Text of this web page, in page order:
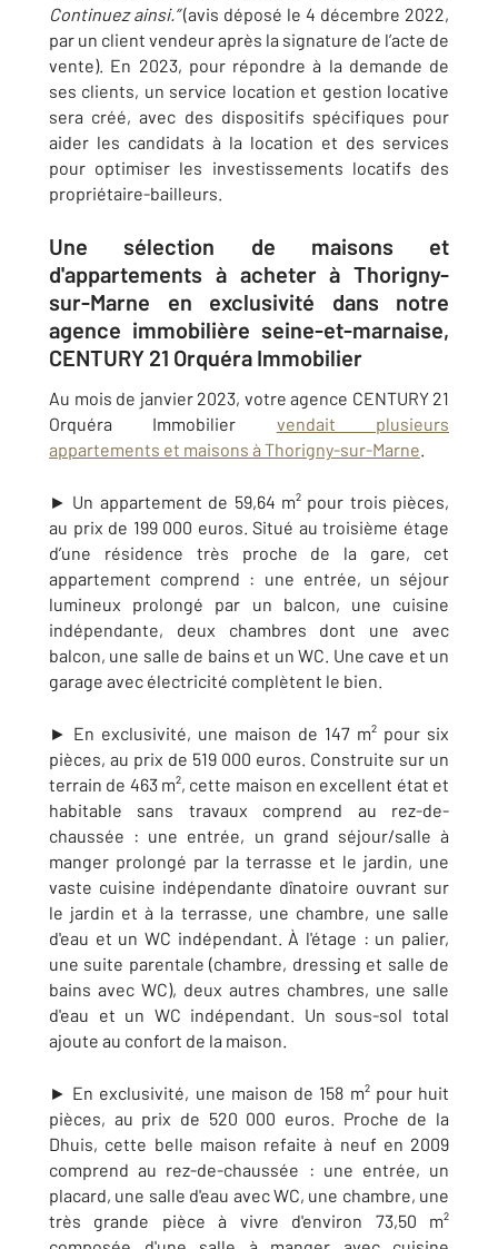
Continuez ainsi.”(avis déposé le 4 décembre 2022,
par un client vendeur après la signature de l’acte de
vente). En 2023, pour répondre à la demande de
ses clients, un service location et gestion locative
sera créé, avec des dispositifs spécifiques pour
aider les candidats à la location et des services
pour optimiser les investissements locatifs des
propriétaire-bailleurs.
Une sélection de maisons et
d'appartements à acheter à Thorigny-
sur-Marne en exclusivité dans notre
agence immobilière seine-et-marnaise,
CENTURY 21 Orquéra Immobilier
Au mois de janvier 2023, votre agence CENTURY 21
Orquéra Immobilier vendait plusieurs
appartements et maisons à Thorigny-sur-Marne.
► Un appartement de 59,64 m² pour trois pièces,
au prix de 199 000 euros. Situé au troisième étage
d’une résidence très proche de la gare, cet
appartement comprend : une entrée, un séjour
lumineux prolongé par un balcon, une cuisine
indépendante, deux chambres dont une avec
balcon, une salle de bains et un WC. Une cave et un
garage avec électricité complètent le bien.
► En exclusivité, une maison de 147 m² pour six
pièces, au prix de 519 000 euros. Construite sur un
terrain de 463 m², cette maison en excellent état et
habitable sans travaux comprend au rez-de-
chaussée : une entrée, un grand séjour/salle à
manger prolongé par la terrasse et le jardin, une
vaste cuisine indépendante dînatoire ouvrant sur
le jardin et à la terrasse, une chambre, une salle
d'eau et un WC indépendant. À l'étage : un palier,
une suite parentale (chambre, dressing et salle de
bains avec WC), deux autres chambres, une salle
d'eau et un WC indépendant. Un sous-sol total
ajoute au confort de la maison.
► En exclusivité, une maison de 158 m² pour huit
pièces, au prix de 520 000 euros. Proche de la
Dhuis, cette belle maison refaite à neuf en 2009
comprend au rez-de-chaussée : une entrée, un
placard, une salle d'eau avec WC, une chambre, une
très grande pièce à vivre d'environ 73,50 m²